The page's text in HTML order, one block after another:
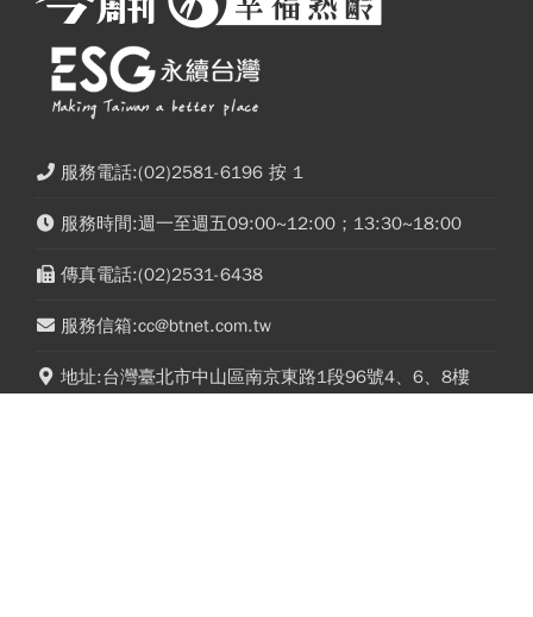
服務電話:(02)2581-6196 按 1
服務時間:週一至週五09:00~12:00；13:30~18:00
傳真電話:(02)2531-6438
服務信箱:cc@btnet.com.tw
地址:台灣臺北市中山區南京東路1段96號4、6、8樓